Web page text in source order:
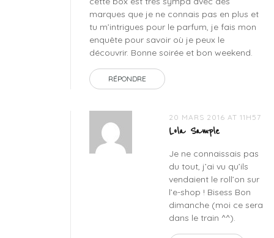
marques que je ne connais pas en plus et
tu m’intrigues pour le parfum, je fais mon
enquête pour savoir où je peux le
découvrir. Bonne soirée et bon weekend.
RÉPONDRE
20 MARS 2016 AT 11H57
Lola Sample
Je ne connaissais pas
du tout, j’ai vu qu’ils
vendaient le roll’on sur
l’e-shop ! Bisess Bon
dimanche (moi ce sera
dans le train ^^).